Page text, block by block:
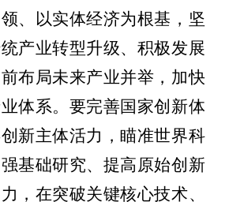
、以实体经济为根基，坚
产业转型升级、积极发展
布局未来产业并举，加快
体系。要完善国家创新体
新主体活力，瞄准世界科
基础研究、提高原始创新
，在突破关键核心技术、